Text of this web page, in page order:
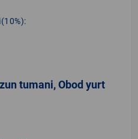
tumani, Obod yurt